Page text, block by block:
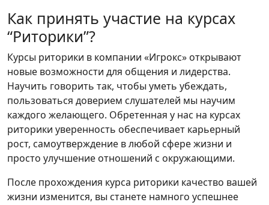
Как принять участие на курсах
“Риторики”?
Курсы риторики в компании «Игрокс» открывают
новые возможности для общения и лидерства.
Научить говорить так, чтобы уметь убеждать,
пользоваться доверием слушателей мы научим
каждого желающего. Обретенная у нас на курсах
риторики уверенность обеспечивает карьерный
рост, самоутверждение в любой сфере жизни и
просто улучшение отношений с окружающими.
После прохождения курса риторики качество вашей
жизни изменится, вы станете намного успешнее